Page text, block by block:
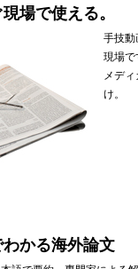
場で使える。
手技
現場で
メデ
け。
かる海外論文